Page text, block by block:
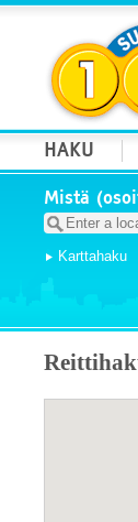
HAKU
Karttahaku
Mistä